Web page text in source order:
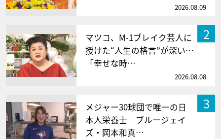
2026.08.09
2
マツコ、M-1ブレイク芸人に
授けた“人生の格言”が深い…
「幸せな時…
2026.08.08
3
メジャー30球団で唯一の日
本人栄養士 ブルージェイ
ズ・岡本和真…